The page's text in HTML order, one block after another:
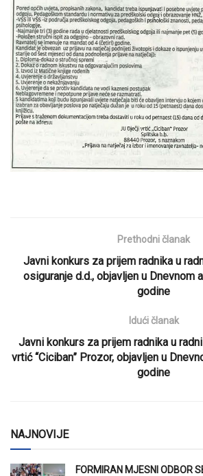
Prethodni članak
Javni konkurs za prijem radnika u
osiguranje d.d., objavljen u Dnevnom
godine
Idući članak
Javni konkurs za prijem radnika u
vrtić “Ciciban” Prozor, objavljen u
godine
NAJNOVIJE
FORMIRAN MJESNI ODBOR